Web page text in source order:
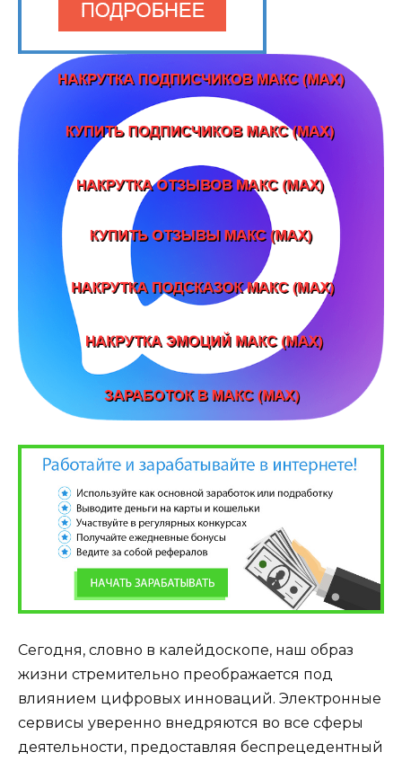
Сегодня, словно в калейдоскопе, наш образ
жизни стремительно преображается под
влиянием цифровых инноваций. Электронные
сервисы уверенно внедряются во все сферы
деятельности, предоставляя беспрецедентный